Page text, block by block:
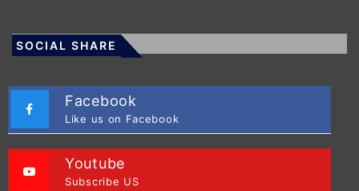
SOCIAL SHARE
Facebook
Like us on Facebook
Youtube
Subscribe US